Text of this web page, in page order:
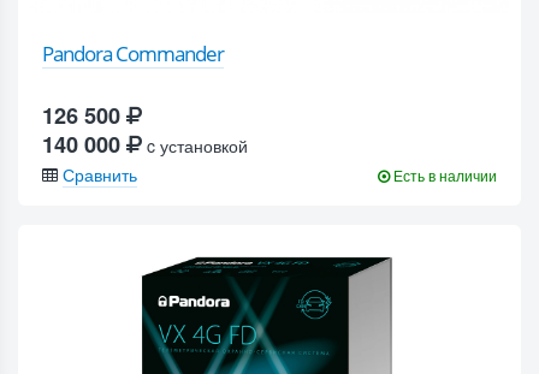
Pandora Commander
126 500
140 000
c установкой
Сравнить
Есть в наличии